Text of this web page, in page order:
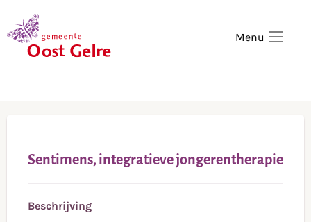
Menu
Sentimens, integratieve jongerentherapie
Beschrijving